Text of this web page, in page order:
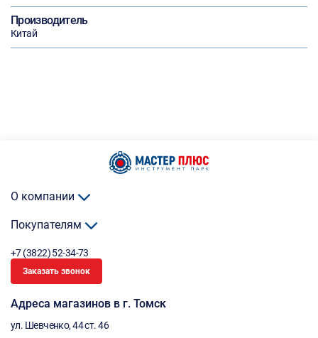
Производитель
Китай
О компании
Покупателям
+7 (3822) 52-34-73
Заказать звонок
Адреса магазинов в г. Томск
ул. Шевченко, 44 ст. 46